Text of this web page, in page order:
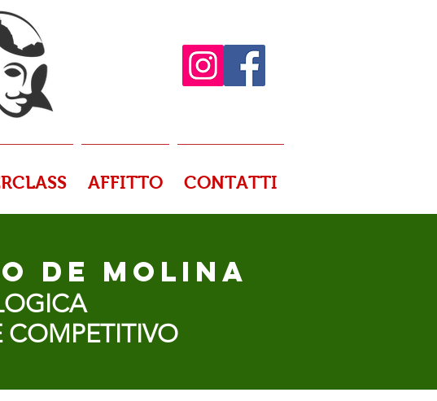
AFFITTO CONTATTI
DE MOLINA
COMPETITIVO